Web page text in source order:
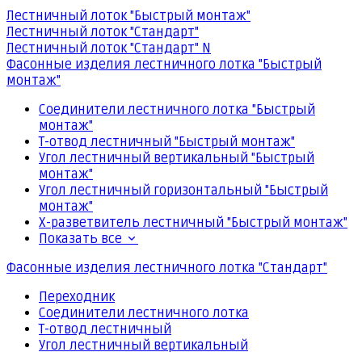
Лестничный лоток "Быстрый монтаж"
Лестничный лоток "Стандарт"
Лестничный лоток "Стандарт" N
Фасонные изделия лестничного лотка "Быстрый
монтаж"
Соединители лестничного лотка "Быстрый
монтаж"
Т-отвод лестничный "Быстрый монтаж"
Угол лестничный вертикальный "Быстрый
монтаж"
Угол лестничный горизонтальный "Быстрый
монтаж"
Х-разветвитель лестничный "Быстрый монтаж"
Показать все
Фасонные изделия лестничного лотка "Стандарт"
Переходник
Соединители лестничного лотка
Т-отвод лестничный
Угол лестничный вертикальный